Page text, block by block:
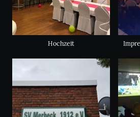
Hochzeit